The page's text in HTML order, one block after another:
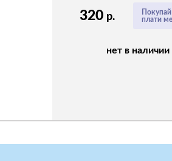
плати
320 р.
нет в наличии